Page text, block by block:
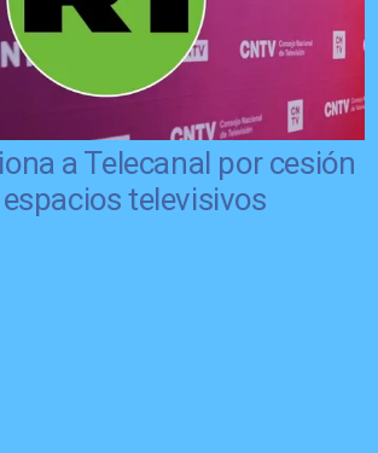
a Telecanal por cesión
televisivos